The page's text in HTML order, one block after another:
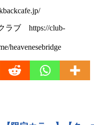
ラブ https://club-
heavenesebridge